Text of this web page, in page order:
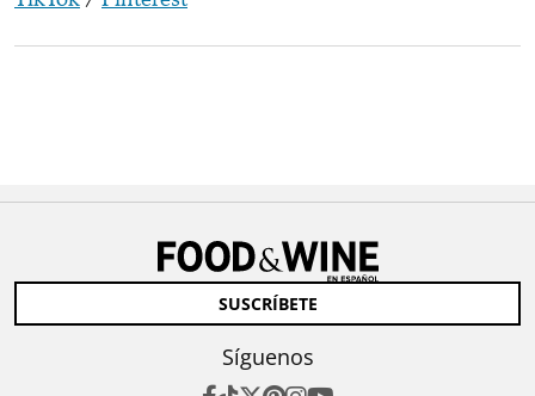
SUSCRÍBETE
Síguenos